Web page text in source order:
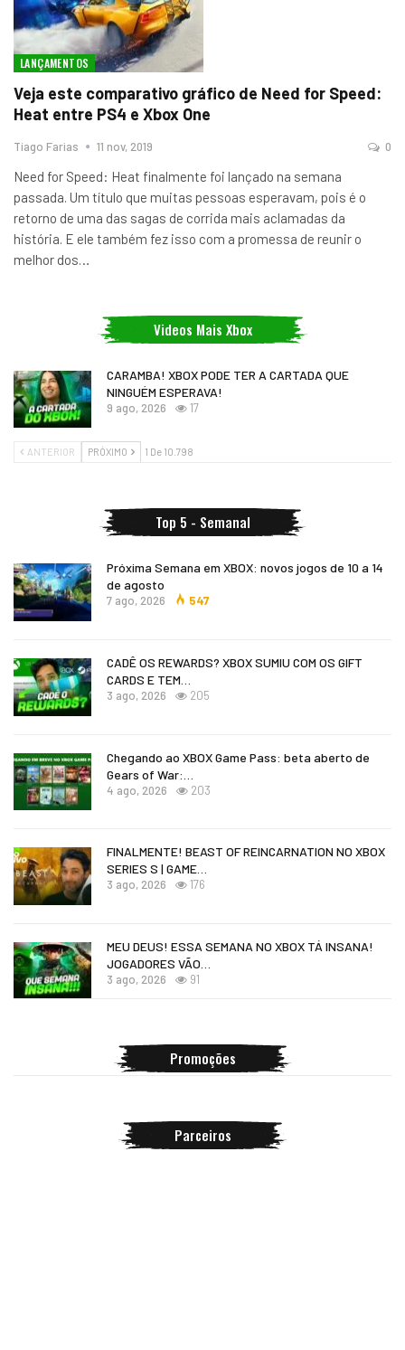
LANÇAMENTOS
Veja este comparativo gráfico de Need for Speed:
Heat entre PS4 e Xbox One
Tiago Farias 11 nov, 2019 0
Need for Speed: Heat finalmente foi lançado na semana
passada. Um título que muitas pessoas esperavam, pois é o
retorno de uma das sagas de corrida mais aclamadas da
história. E ele também fez isso com a promessa de reunir o
melhor dos…
Videos Mais Xbox
CARAMBA! XBOX PODE TER A CARTADA QUE
NINGUÉM ESPERAVA!
9 ago, 2026 17
ANTERIOR PRÓXIMO 1 De 10.798
Top 5 - Semanal
Próxima Semana em XBOX: novos jogos de 10 a 14
de agosto
7 ago, 2026 547
CADÊ OS REWARDS? XBOX SUMIU COM OS GIFT
CARDS E TEM…
3 ago, 2026 205
Chegando ao XBOX Game Pass: beta aberto de
Gears of War:…
4 ago, 2026 203
FINALMENTE! BEAST OF REINCARNATION NO XBOX
SERIES S | GAME…
3 ago, 2026 176
MEU DEUS! ESSA SEMANA NO XBOX TÁ INSANA!
JOGADORES VÃO…
3 ago, 2026 91
Promoções
Parceiros